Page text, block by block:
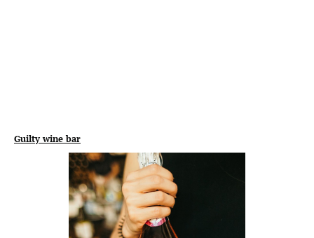
Guilty wine bar